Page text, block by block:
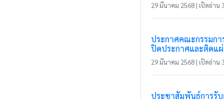
29 มีนาคม 2568 | เปิดอ่าน
ประกาศคณะกรรมก
ปิดประกาศและติดแ
29 มีนาคม 2568 | เปิดอ่าน
ประชาสัมพันธ์การรั